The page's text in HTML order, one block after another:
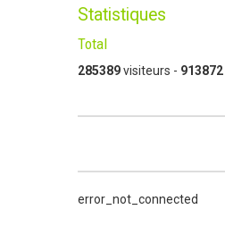
Statistiques
Total
285389visiteurs - 913872
error_not_connected